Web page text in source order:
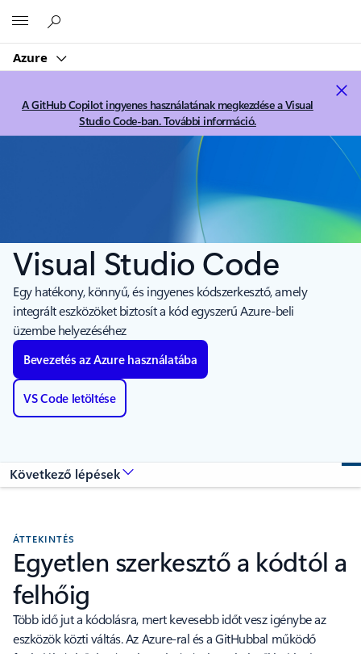
Azure
A GitHub Copilot ingyenes használatának megkezdése a Visual
Studio Code-ban. További információ.
Visual Studio Code
Egy hatékony, könnyű, és ingyenes kódszerkesztő, amely
integrált eszközöket biztosít a kód egyszerű Azure-beli
üzembe helyezéséhez
Bevezetés az Azure használatába
VS Code letöltése
ÁTTEKINTÉS
Egyetlen szerkesztő a kódtól a
felhőig
Több idő jut a kódolásra, mert kevesebb időt vesz igénybe az
eszközök közti váltás. Az Azure-ral és a GitHubbal működő